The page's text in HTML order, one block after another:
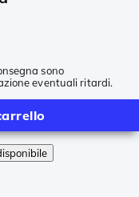
sono
eventuali ritardi.